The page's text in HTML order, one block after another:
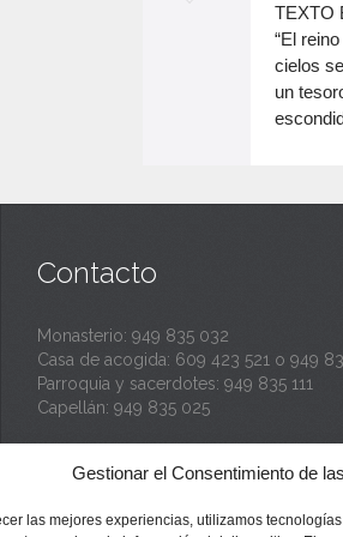
Gestionar el Consentimiento de
las mejores experiencias, utilizamos
TEXTO
“El
cielos
un
Contacto
Monasterio: 949 835 032
Casa de acogida: 609 423 521 o 949
Parroquia y sacerdotes: 949 835 111
Capellán: 949 835 025
Monasterio:
Casa de acogida: